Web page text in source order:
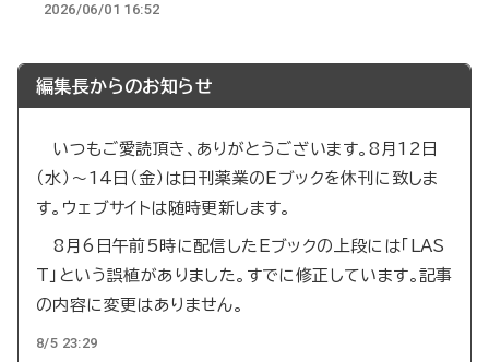
2026/06/01 16:52
編集長からのお知らせ
いつもご愛読頂き、ありがとうございます。8月12日
（水）～14日（金）は日刊薬業のEブックを休刊に致しま
す。ウェブサイトは随時更新します。
8月6日午前5時に配信したEブックの上段には「LAS
T」という誤植がありました。すでに修正しています。記事
の内容に変更はありません。
8/5 23:29